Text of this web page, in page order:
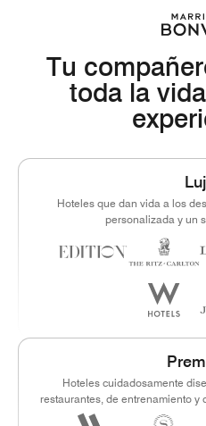
Tu
toda la
Hoteles que dan vida a los
personalizada y un
Hoteles cuidadosamente
restaurantes, de entrenamiento